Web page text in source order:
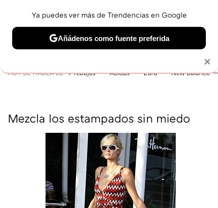
BELLEZA SHOPPING VIAJES GASTRO SNEAKERS
HOY SE HABLA DE rebajas Adidas Zara New Balance
Mezcla los estampados sin miedo
×
Ya puedes ver más de Trendencias en Google
Añádenos como fuente preferida